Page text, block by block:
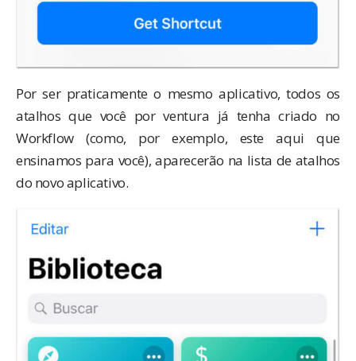
Por ser praticamente o mesmo aplicativo, todos os
atalhos que você por ventura já tenha criado no
Workflow (como, por exemplo, este aqui que
ensinamos para você), aparecerão na lista de atalhos
do novo aplicativo.